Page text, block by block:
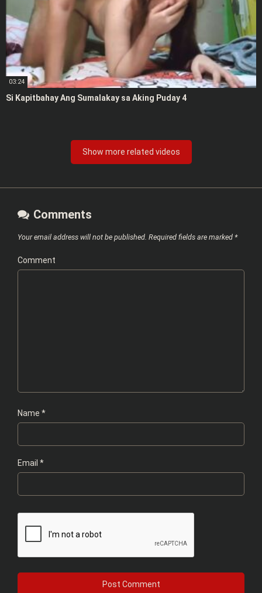
03:24
Si Kapitbahay Ang Sumalakay sa Aking Puday 4
Show more related videos
Comments
Your email address will not be published. Required fields are marked *
Comment
Name *
Email *